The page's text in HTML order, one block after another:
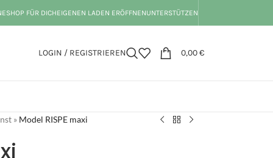
FÜR DICHEIGENEN LADEN ERÖFFNENUNTERSTÜTZEN
LOGIN / REGISTRIEREN 0,00€
» Model RISPE maxi